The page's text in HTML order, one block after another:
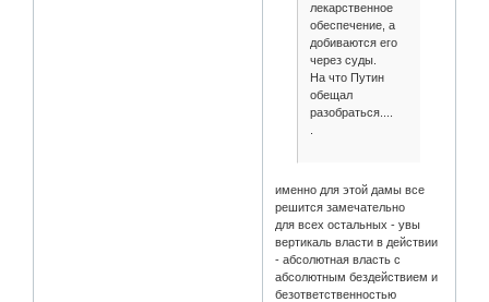
лекарственное
обеспечение, а
добиваются его
через суды.
На что Путин
обещал
разобраться....
именно для этой дамы все
решится замечательно
для всех остальных - увы
вертикаль власти в действии
- абсолютная власть с
абсолютным бездействием и
безответственностью